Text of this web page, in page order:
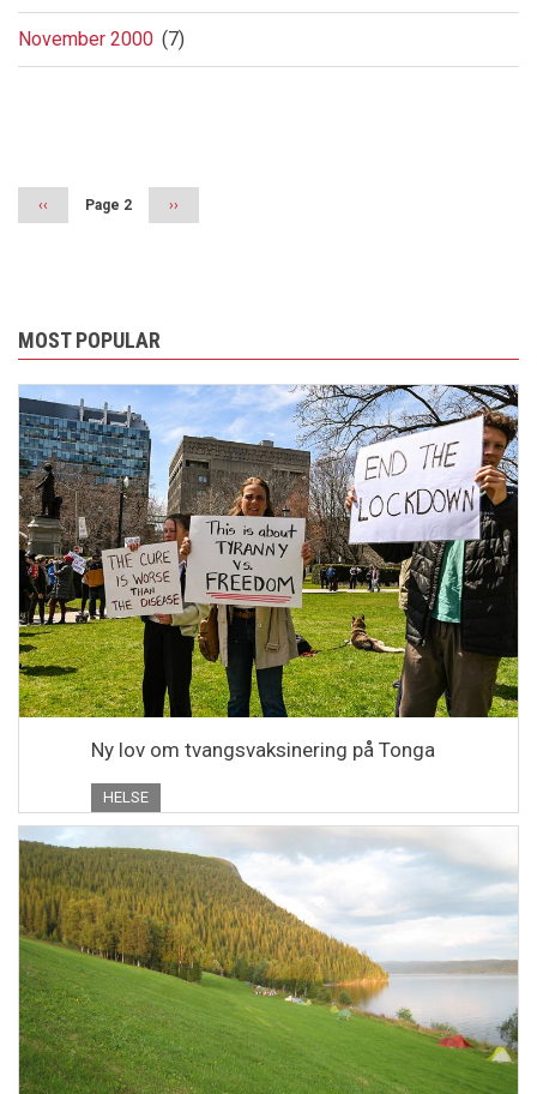
November 2000 (7)
Previous
page
‹‹ Page 2
Next
page
››
MOST POPULAR
Ny lov om tvangsvaksinering på Tonga
HELSE